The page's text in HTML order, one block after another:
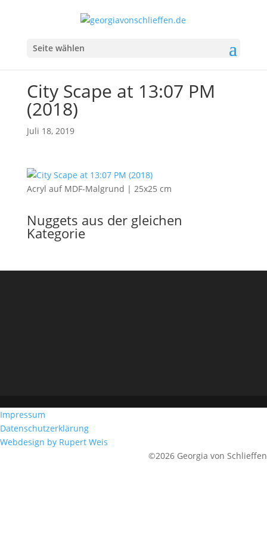
Seite wählen
City Scape at 13:07 PM
(2018)
Juli 18, 2019
Acryl auf MDF-Malgrund | 25x25 cm
Nuggets aus der gleichen
Kategorie
Impressum
Datenschutzerklärung
Webdesign by Rupert Weis
©2026 Georgia von Schlieffen